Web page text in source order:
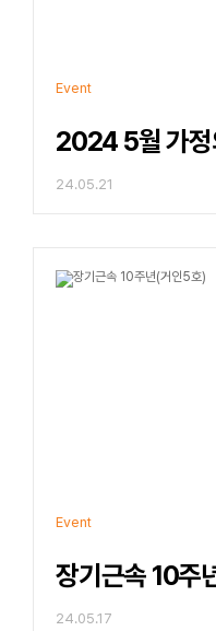
Event
2024 5월 가정
24.05.21
Event
장기근속 10주
24.05.17